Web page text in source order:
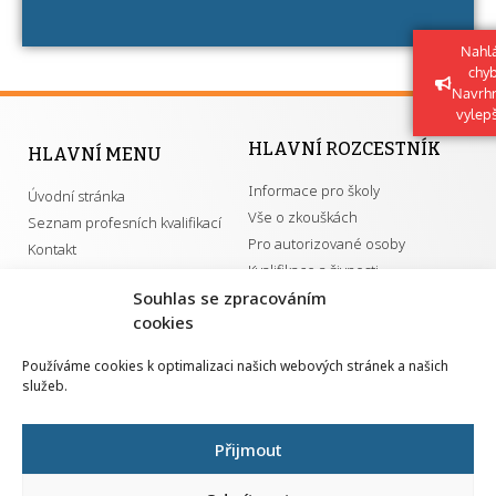
Souhlas se zpracováním
cookies
Používáme cookies k optimalizaci našich webových stránek a našich
služeb.
Přijmout
HLAVNÍ MENU
Úvodní stránka
Seznam profesních kvalifikací
Kontakt
HLAVNÍ ROZCESTNÍK
Informace pro školy
Vše o zkouškách
Pro autorizované osoby
Kvalifikace a živnosti
GDPR
Národní pedagogický institut ČR
Senovážné náměstí 25
110 00 Praha 1